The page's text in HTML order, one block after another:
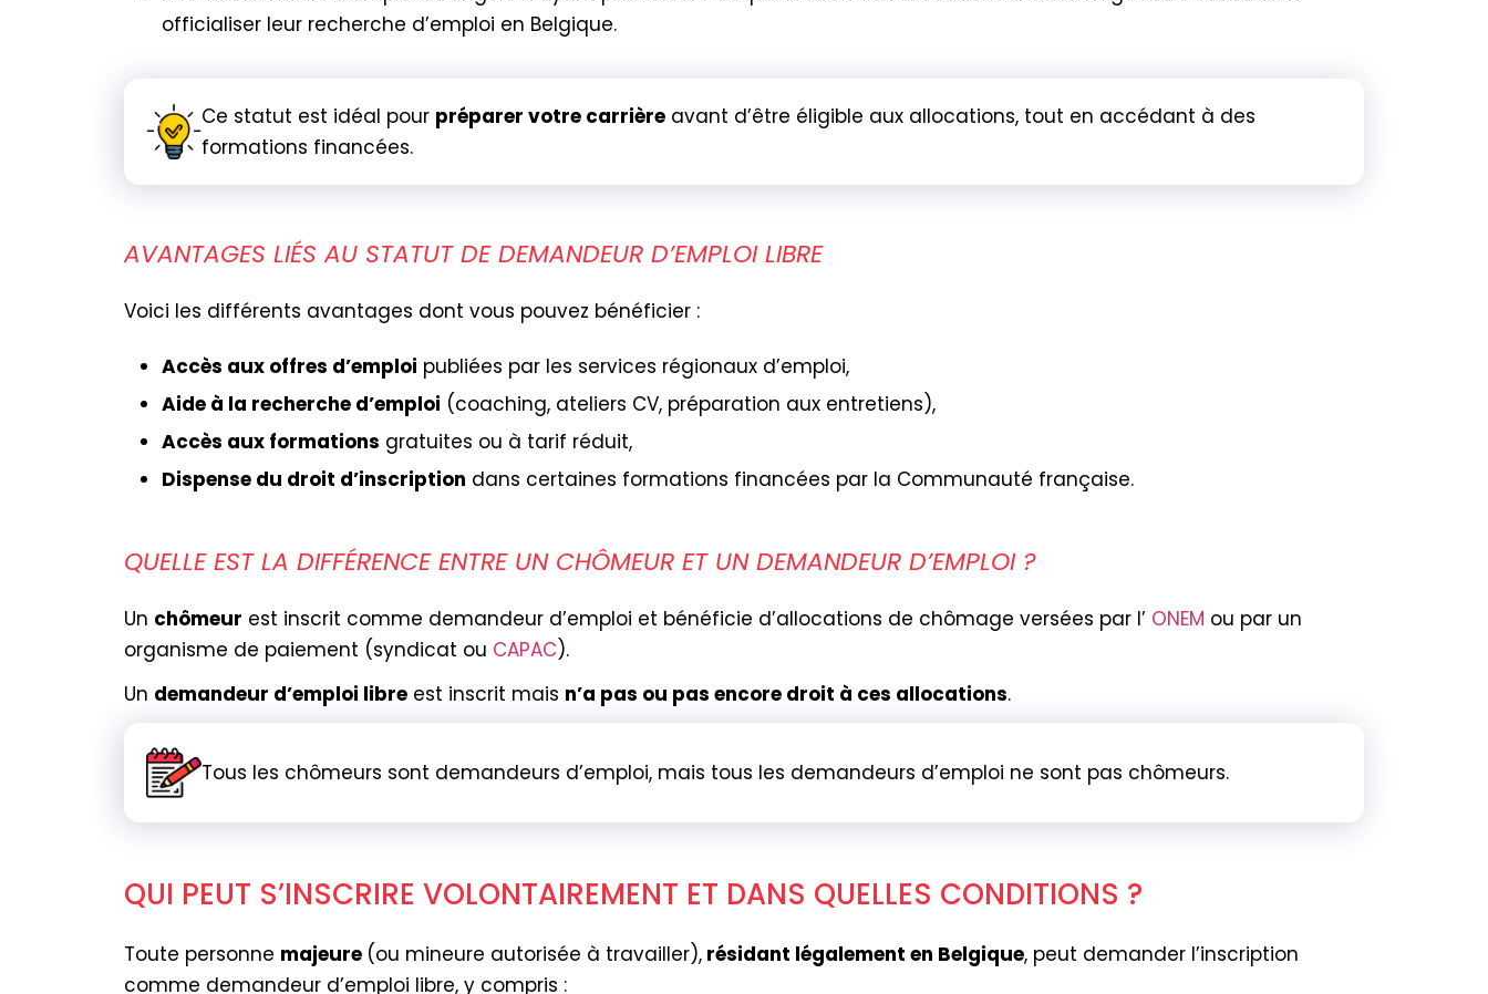
officialiser leur recherche d’emploi en Belgique.
Ce statut est idéal pour préparer votre carrière avant d’être éligible aux allocations, tout en accédant à des
formations financées.
AVANTAGES LIÉS AU STATUT DE DEMANDEUR D’EMPLOI LIBRE
Voici les différents avantages dont vous pouvez bénéficier :
Accès aux offres d’emploi publiées par les services régionaux d’emploi,
Aide à la recherche d’emploi (coaching, ateliers CV, préparation aux entretiens),
Accès aux formations gratuites ou à tarif réduit,
Dispense du droit d’inscription dans certaines formations financées par la Communauté française.
QUELLE EST LA DIFFÉRENCE ENTRE UN CHÔMEUR ET UN DEMANDEUR D’EMPLOI ?
Un chômeur est inscrit comme demandeur d’emploi et bénéficie d’allocations de chômage versées par l’ ONEM ou par un
organisme de paiement (syndicat ou CAPAC).
Un demandeur d’emploi libre est inscrit mais n’a pas ou pas encore droit à ces allocations.
Tous les chômeurs sont demandeurs d’emploi, mais tous les demandeurs d’emploi ne sont pas chômeurs.
QUI PEUT S’INSCRIRE VOLONTAIREMENT ET DANS QUELLES CONDITIONS ?
Toute personne majeure (ou mineure autorisée à travailler), résidant légalement en Belgique, peut demander l’inscription
comme demandeur d’emploi libre, y compris :